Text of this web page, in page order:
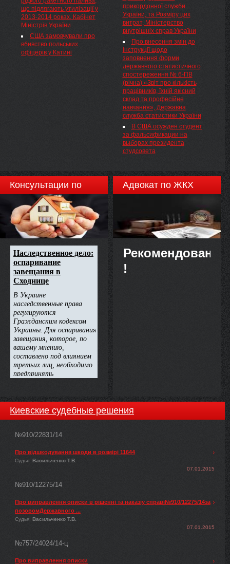
що підлягають утилізації у
2013-2014 роках, Кабінет
Міністрів України
США замовчували про
вбивство польських
офіцерів у Катині
прикордонної служби
України, та Розміру цих
витрат, Міністерство
внутрішніх справ України
Про внесення змін до
Інструкції щодо
заповнення форми
державного статистичного
спостереження № 6-ПВ
(річна) «Звіт про кількість
працівників, їхній якісний
склад та професійне
навчання», Державна
служба статистики України
В США осужден студент
за фальсификации на
выборах президента
студсовета
Консультации по
недвижимости
Адвокат по ЖКХ
Рекомендовано
!
Киевские судебные решения
№910/22831/14
Про відшкодування шкоди в розмірі 11644
Судья: Васильченко Т.В.
07.01.2015
№910/12275/14
Про виправлення описки в рішенні та наказіу справі№910/12275/14за
позовомДержавного ...
Судья: Васильченко Т.В.
07.01.2015
№757/24024/14-ц
Про виправлення описки